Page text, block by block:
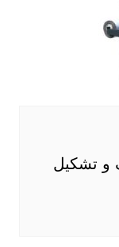
و تشكيل